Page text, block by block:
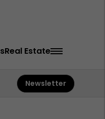
Real Estate
Newsletter